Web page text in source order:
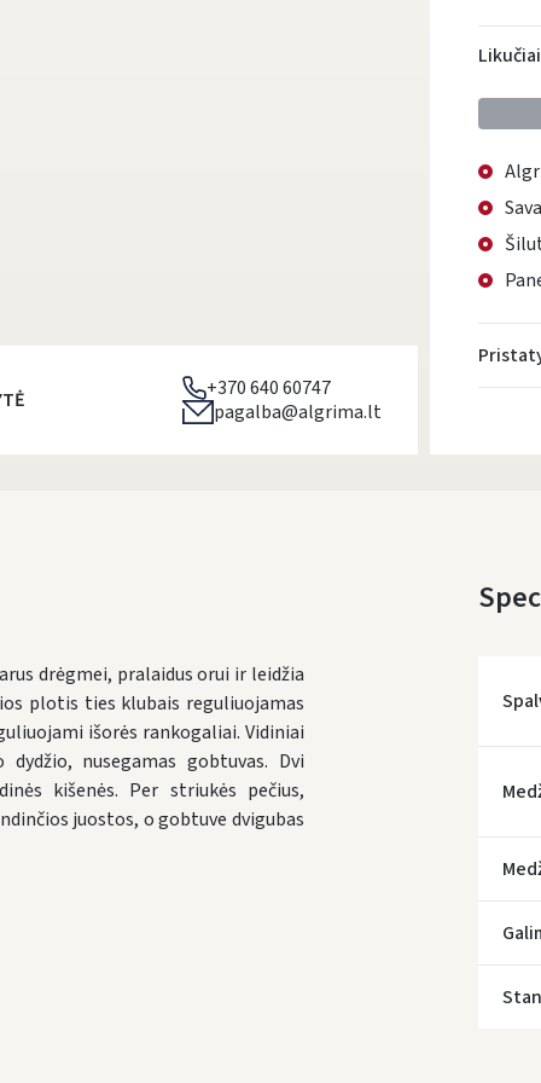
+370 640 60747
pagalba@algrima.lt
drėgmei, pralaidus orui ir leidžia
plotis ties klubais reguliuojamas
išorės rankogaliai. Vidiniai
nusegamas gobtuvas. Dvi
kišenės. Per striukės pečius,
juostos, o gobtuve dvigubas